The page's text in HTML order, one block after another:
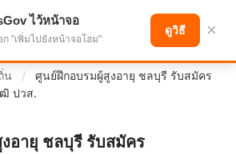
ออนาคตที่ก้าวหน้า
น /
ศูนย์ฝึกอบรมผู้สูงอายุ ชลบุรี รับสมัคร
ปวส.
อายุ ชลบุรี รับสมัคร
ไว้หน้าจอ
"เพิ่มไปยังหน้าจอโฮม"
ดูวิธี ×